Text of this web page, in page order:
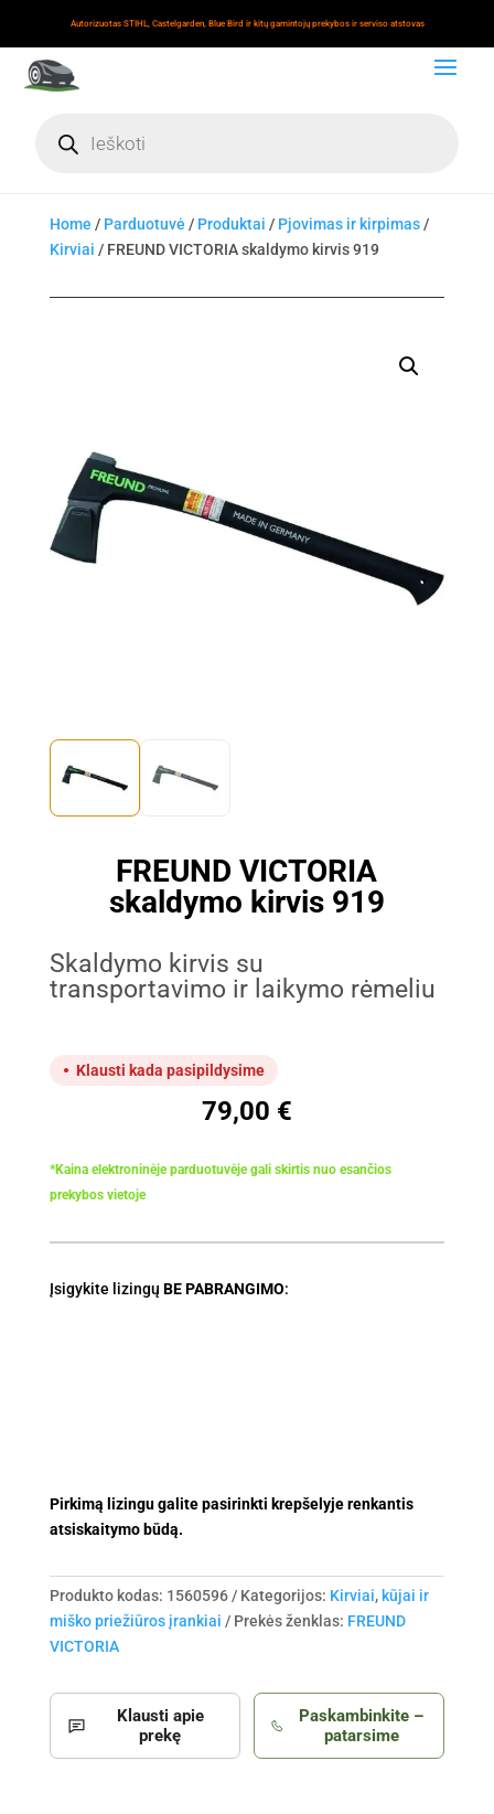
Autorizuotas STIHL, Castelgarden, Blue Bird ir kitų gamintojų prekybos ir serviso atstovas
search
Home / Parduotuvė / Produktai / Pjovimas ir kirpimas/
Kirviai / FREUND VICTORIA skaldymo kirvis 919
FREUND VICTORIA
skaldymo kirvis 919
Skaldymo kirvis su
transportavimo ir laikymo rėmeliu
Klausti kada pasipildysime
79,00 €
*Kaina elektroninėje parduotuvėje gali skirtis nuo esančios
prekybos vietoje
Įsigykite lizingų BE PABRANGIMO:
Pirkimą lizingu galite pasirinkti krepšelyje renkantis
atsiskaitymo būdą.
Produkto kodas: 1560596 Kategorijos: Kirviai, kūjai ir
miško priežiūros įrankiai
Prekės ženklas: FREUND
VICTORIA
Klausti apie
prekę
Paskambinkite –
patarsime